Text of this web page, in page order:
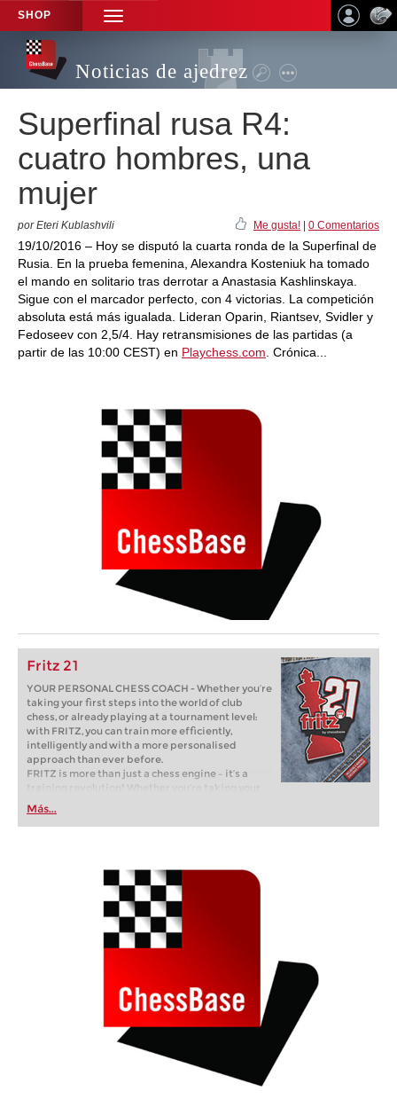
SHOP
TOGGLE
NAVIGATION
Noticias de ajedrez
Superfinal rusa R4:
cuatro hombres, una
mujer
por Eteri Kublashvili Me gusta! 0 Comentarios
19/10/2016 – Hoy se disputó la cuarta ronda de la Superfinal de
Rusia. En la prueba femenina, Alexandra Kosteniuk ha tomado
el mando en solitario tras derrotar a Anastasia Kashlinskaya.
Sigue con el marcador perfecto, con 4 victorias. La competición
absoluta está más igualada. Lideran Oparin, Riantsev, Svidler y
Fedoseev con 2,5/4. Hay retransmisiones de las partidas (a
partir de las 10:00 CEST) en Playchess.com . Crónica...
Fritz 21
YOUR PERSONAL CHESS COACH - Whether you’re
taking your first steps into the world of club
chess, or already playing at a tournament level:
with FRITZ, you can train more efficiently,
intelligently and with a more personalised
approach than ever before.
FRITZ is more than just a chess engine – it’s a
training revolution! Whether you’re taking your
first steps into the world of club chess, or already
playing at a tournament level: with FRITZ, you can
train more efficiently, intelligently and with a
Más...